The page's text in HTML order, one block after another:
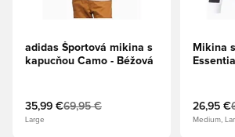
adidas Športová mikina s
kapucňou Camo - Béžová
35,99 €69,95 €
Large
Mikina
26,95 €
Medium,